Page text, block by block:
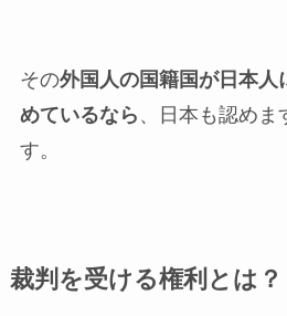
その外国人の国籍国が日本人
めているなら 、日本も認めま
す。
裁判を受ける権利とは？